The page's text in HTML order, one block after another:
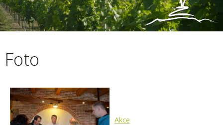
Foto
Akce